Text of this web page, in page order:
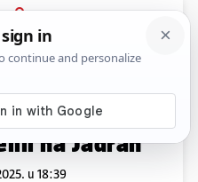
PRIJAVA
Komentari
otkriva kad
na Jadran
u 18:39